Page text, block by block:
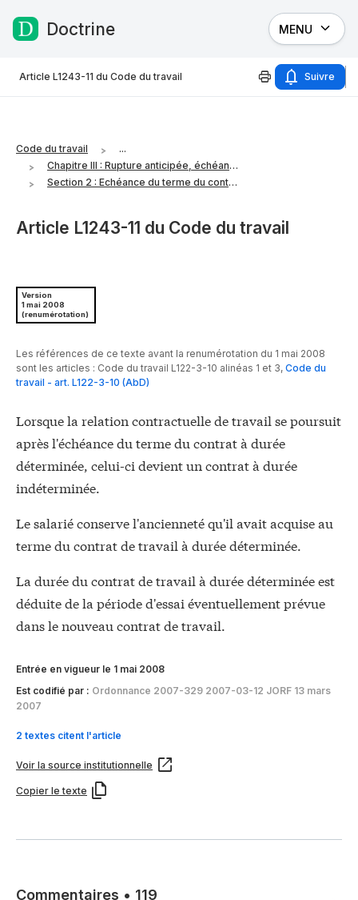
Passer au contenu
Doctrine MENU
Article L1243-11 du Code du travail Suivre
Code du travail
...
Chapitre III : Rupture anticipée, échéance du terme et renouvellement du contrat
Section 2 : Echéance du terme du contrat et poursuite après échéance
Article L1243-11 du Code du travail
Version
1 mai 2008
(renumérotation)
Les références de ce texte avant la renumérotation du 1 mai 2008
sont les articles : Code du travail L122-3-10 alinéas 1 et 3, Code du
travail - art. L122-3-10 (AbD)
Lorsque la relation contractuelle de travail se poursuit
après l'échéance du terme du contrat à durée
déterminée, celui-ci devient un contrat à durée
indéterminée.
Le salarié conserve l'ancienneté qu'il avait acquise au
terme du contrat de travail à durée déterminée.
La durée du contrat de travail à durée déterminée est
déduite de la période d'essai éventuellement prévue
dans le nouveau contrat de travail.
Entrée en vigueur le 1 mai 2008
Est codifié par : Ordonnance 2007-329 2007-03-12 JORF 13 mars
2007
2 textes citent l'article
Voir la source institutionnelle
Copier le texte
Commentaires • 119